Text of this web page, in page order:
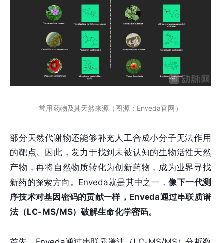
常用药物及其天然来源（图源：Enveda官网）
部分天然代谢物还能够补充人工合成小分子无法作用
的靶点。因此，发力于找到未被认知的生物活性天然
产物，再将自然物质转化为创新药物，成为业界寻找
新药的探索方向。Enveda就是其中之一，像下一代测
序技术对基因密码的贡献一样，Enveda通过串联质谱
法（LC-MS/MS）破解生命化学密码。